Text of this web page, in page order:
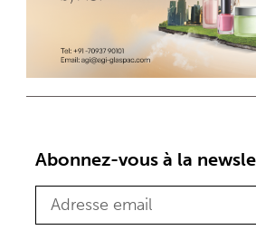
Abonnez-vous à la